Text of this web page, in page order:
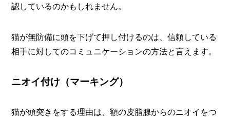
認しているのかもしれません。
猫が無防備に頭を下げて押し付けるのは、信頼している
相手に対してのコミュニケーションの方法と言えます。
ニオイ付け（マーキング）
猫が頭突きをする理由は、額の皮脂腺からのニオイをつ